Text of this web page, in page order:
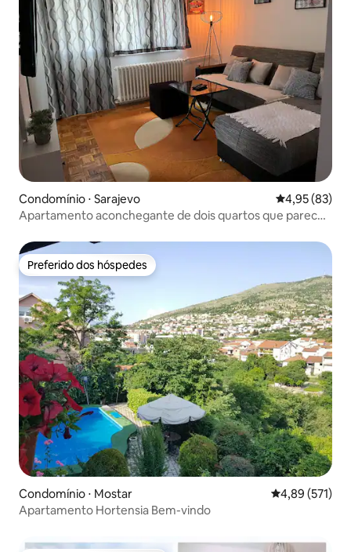
Condomínio ⋅ Sarajevo 4,95 de uma
4,95 (83)
Apartamento aconchegante de dois quartos que parece
Preferido dos hóspedes
Preferido dos hóspedes
Condomínio ⋅ Mostar 4,89 de uma
4,89 (571)
Apartamento Hortensia Bem-vindo